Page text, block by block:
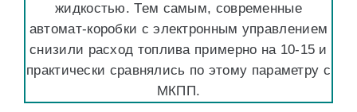
жидкостью. Тем самым, современные
автомат-коробки с электронным управлением
снизили расход топлива примерно на 10-15 и
практически сравнялись по этому параметру с
МКПП.